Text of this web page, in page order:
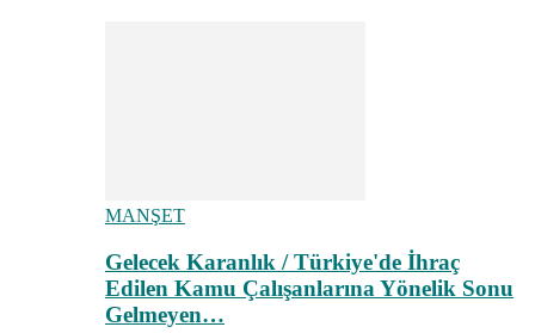
MANŞET
Gelecek Karanlık / Türkiye'de İhraç
Edilen Kamu Çalışanlarına Yönelik Sonu
Gelmeyen…